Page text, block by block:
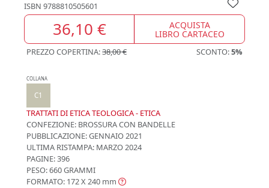
ISBN 9788810505601
36,10 € ACQUISTA
LIBRO CARTACEO
PREZZO COPERTINA:38,00 € SCONTO:5%
COLLANA
C1
TRATTATI DI ETICA TEOLOGICA - ETICA
CONFEZIONE: BROSSURA CON BANDELLE
PUBBLICAZIONE:GENNAIO 2021
ULTIMA RISTAMPA: MARZO 2024
PAGINE: 396
PESO: 660 GRAMMI
FORMATO: 172 X 240 mm